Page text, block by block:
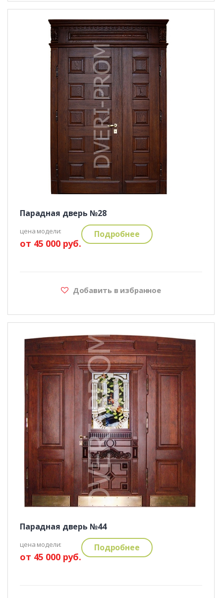
Парадная дверь №28
цена модели:
от 45 000 руб.
Подробнее
Добавить в избранное
Парадная дверь №44
цена модели:
от 45 000 руб.
Подробнее